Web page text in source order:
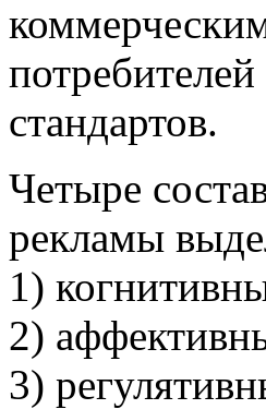
стандартов.
Четыре
рекламы
1)
2)
3)